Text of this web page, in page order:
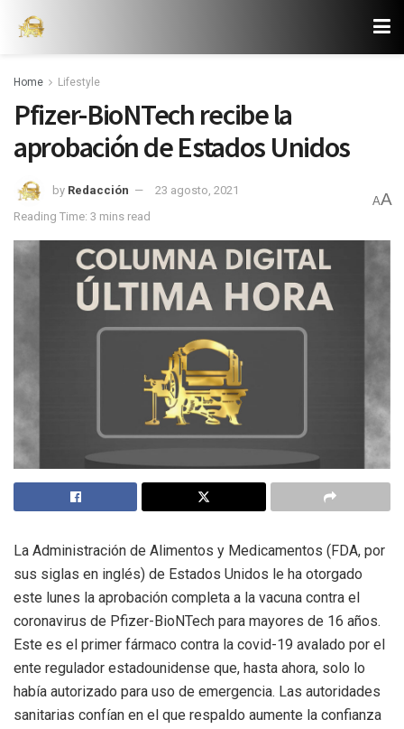
Home Lifestyle
Pfizer-BioNTech recibe la
aprobación de Estados Unidos
by Redacción
23 agosto, 2021
Reading Time: 3 mins read
AA
La Administración de Alimentos y Medicamentos (FDA, por
sus siglas en inglés) de Estados Unidos le ha otorgado
este lunes la aprobación completa a la vacuna contra el
coronavirus de Pfizer-BioNTech para mayores de 16 años.
Este es el primer fármaco contra la covid-19 avalado por el
ente regulador estadounidense que, hasta ahora, solo lo
había autorizado para uso de emergencia. Las autoridades
sanitarias confían en el que respaldo aumente la confianza